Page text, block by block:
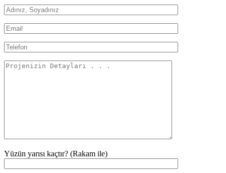
Yüzün yarısı kaçtır? (Rakam ile)